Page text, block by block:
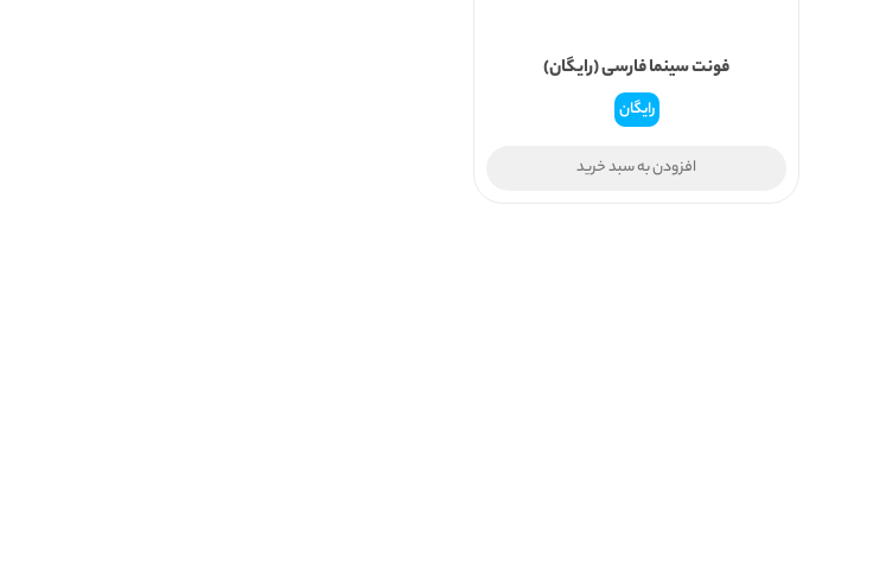
فونت سینما فارسی (رایگان)
رایگان
افزودن به سبد خرید